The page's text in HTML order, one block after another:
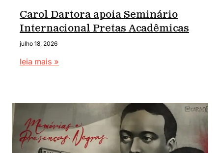
Carol Dartora apoia Seminário
Internacional Pretas Acadêmicas
julho 18, 2026
leia mais »